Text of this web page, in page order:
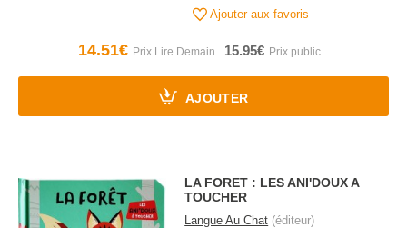
Ajouter aux favoris
14.51€ 15.95€
AJOUTER
LA FORET : LES ANI'DOUX A
TOUCHER
Langue Au Chat (éditeur)